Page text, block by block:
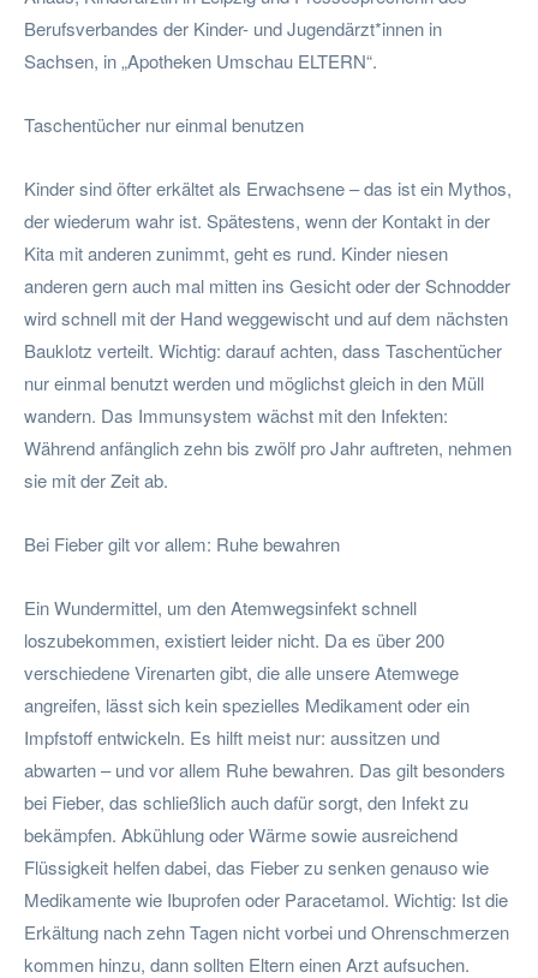
Berufsverbandes der Kinder- und Jugendärzt*innen in
Sachsen, in „Apotheken Umschau ELTERN“.
Taschentücher nur einmal benutzen
Kinder sind öfter erkältet als Erwachsene – das ist ein Mythos,
der wiederum wahr ist. Spätestens, wenn der Kontakt in der
Kita mit anderen zunimmt, geht es rund. Kinder niesen
anderen gern auch mal mitten ins Gesicht oder der Schnodder
wird schnell mit der Hand weggewischt und auf dem nächsten
Bauklotz verteilt. Wichtig: darauf achten, dass Taschentücher
nur einmal benutzt werden und möglichst gleich in den Müll
wandern. Das Immunsystem wächst mit den Infekten:
Während anfänglich zehn bis zwölf pro Jahr auftreten, nehmen
sie mit der Zeit ab.
Bei Fieber gilt vor allem: Ruhe bewahren
Ein Wundermittel, um den Atemwegsinfekt schnell
loszubekommen, existiert leider nicht. Da es über 200
verschiedene Virenarten gibt, die alle unsere Atemwege
angreifen, lässt sich kein spezielles Medikament oder ein
Impfstoff entwickeln. Es hilft meist nur: aussitzen und
abwarten – und vor allem Ruhe bewahren. Das gilt besonders
bei Fieber, das schließlich auch dafür sorgt, den Infekt zu
bekämpfen. Abkühlung oder Wärme sowie ausreichend
Flüssigkeit helfen dabei, das Fieber zu senken genauso wie
Medikamente wie Ibuprofen oder Paracetamol. Wichtig: Ist die
Erkältung nach zehn Tagen nicht vorbei und Ohrenschmerzen
kommen hinzu, dann sollten Eltern einen Arzt aufsuchen.